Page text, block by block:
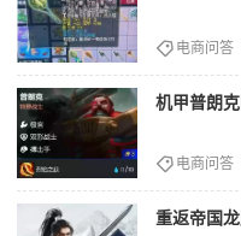
电商问答
机甲普朗
电商问答
重返帝国